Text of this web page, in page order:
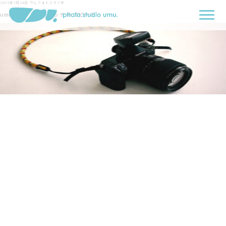
2025年7月24日 ウムフォトスタジオ
umuブログアイキャッチ のコピー2